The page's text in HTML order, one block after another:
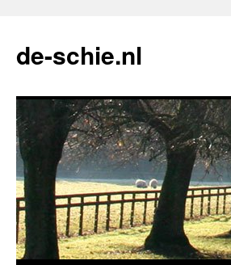
de-schie.nl